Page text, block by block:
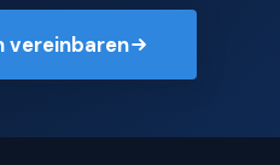
vereinbaren